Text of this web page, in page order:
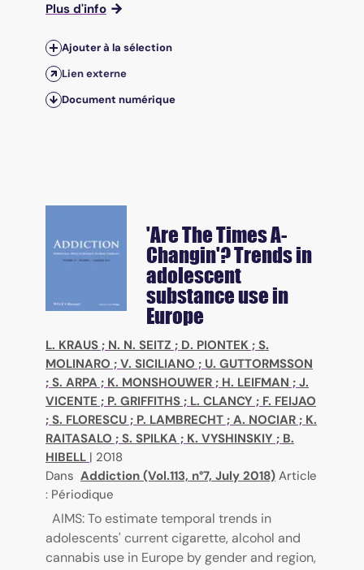
Plus d'info
Ajouter à la sélection
Lien externe
Document numérique
'Are The Times A-
Changin'? Trends in
adolescent
substance use in
Europe
L. KRAUS ; N. N. SEITZ ; D. PIONTEK ; S.
MOLINARO ; V. SICILIANO ; U. GUTTORMSSON
; S. ARPA ; K. MONSHOUWER ; H. LEIFMAN ; J.
VICENTE ; P. GRIFFITHS ; L. CLANCY ; F. FEIJAO
; S. FLORESCU ; P. LAMBRECHT ; A. NOCIAR ; K.
RAITASALO ; S. SPILKA ; K. VYSHINSKIY ; B.
HIBELL | 2018
Dans Addiction (Vol.113, n°7, July 2018) Article
: Périodique
AIMS: To estimate temporal trends in
adolescents' current cigarette, alcohol and
cannabis use in Europe by gender and region,